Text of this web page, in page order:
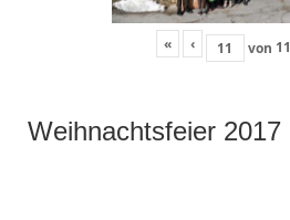
« ‹ von 11
Weihnachtsfeier 2017